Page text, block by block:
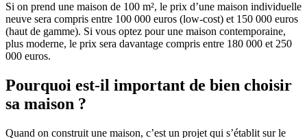
Si on prend une maison de 100 m², le prix d’une maison individuelle
neuve sera compris entre 100 000 euros (low-cost) et 150 000 euros
(haut de gamme). Si vous optez pour une maison contemporaine,
plus moderne, le prix sera davantage compris entre 180 000 et 250
000 euros.
Pourquoi est-il important de bien choisir
sa maison ?
Quand on construit une maison, c’est un projet qui s’établit sur le